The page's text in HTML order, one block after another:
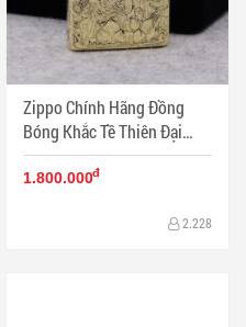
Zippo Chính Hãng Đồng
Bóng Khắc Tề Thiên Đại
Thánh Phiên Bản Amor - Mã
SP: ZPC1193-169
1.800.000đ
2.228